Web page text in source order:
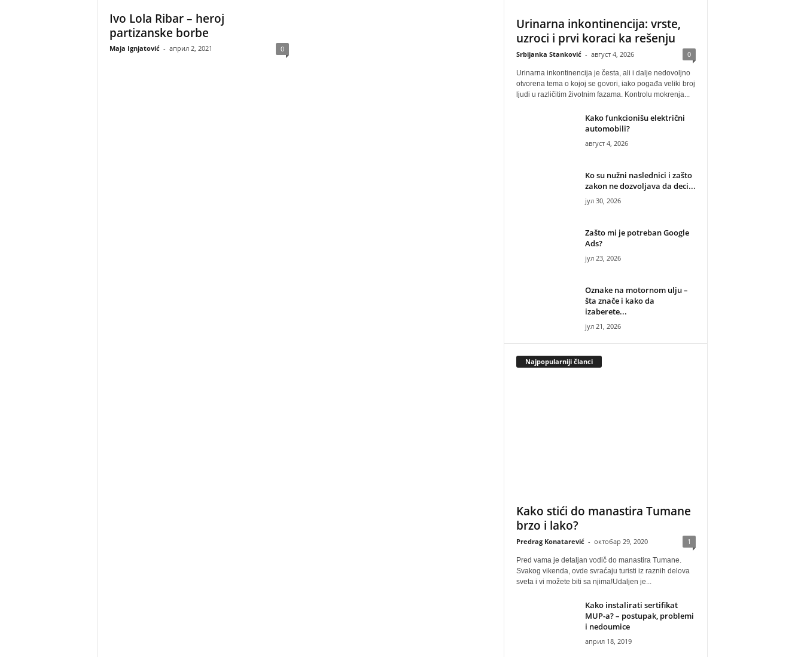
Ivo Lola Ribar – heroj
partizanske borbe
Maja Ignjatović - април 2, 2021 0
Urinarna inkontinencija: vrste,
uzroci i prvi koraci ka rešenju
Srbijanka Stanković - август 4, 2026 0
Urinarna inkontinencija je česta, ali i dalje nedovoljno
otvorena tema o kojoj se govori, iako pogađa veliki broj
ljudi u različitim životnim fazama. Kontrolu mokrenja...
Kako funkcionišu električni
automobili?
август 4, 2026
Ko su nužni naslednici i zašto
zakon ne dozvoljava da deci...
јул 30, 2026
Zašto mi je potreban Google
Ads?
јул 23, 2026
Oznake na motornom ulju –
šta znače i kako da
izaberete...
јул 21, 2026
Najpopularniji članci
Kako stići do manastira Tumane
brzo i lako?
Predrag Konatarević - октобар 29, 2020 1
Pred vama je detaljan vodič do manastira Tumane.
Svakog vikenda, ovde svraćaju turisti iz raznih delova
sveta i vi možete biti sa njima!Udaljen je...
Kako instalirati sertifikat
MUP-a? – postupak, problemi
i nedoumice
април 18, 2019